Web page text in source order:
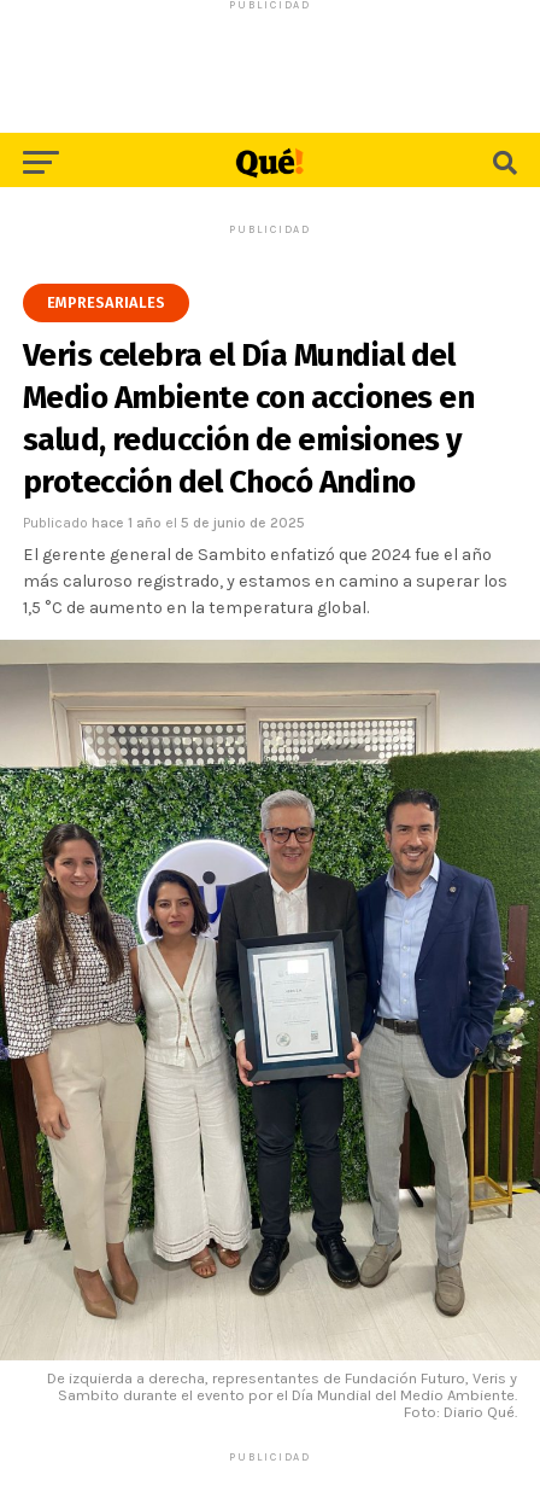
PUBLICIDAD
PUBLICIDAD
EMPRESARIALES
Veris celebra el Día Mundial del
Medio Ambiente con acciones en
salud, reducción de emisiones y
protección del Chocó Andino
Publicado hace 1 año el 5 de junio de 2025
El gerente general de Sambito enfatizó que 2024 fue el año
más caluroso registrado, y estamos en camino a superar los
1,5 °C de aumento en la temperatura global.
De izquierda a derecha, representantes de Fundación Futuro, Veris y
Sambito durante el evento por el Día Mundial del Medio Ambiente.
Foto: Diario Qué.
PUBLICIDAD